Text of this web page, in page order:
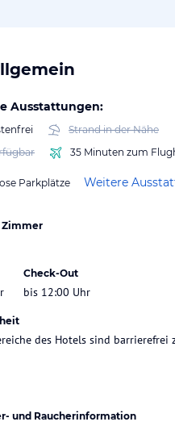
Ausstattungen:
Strand in der Nähe
35 Minuten zum
Parkplätze Weitere
Zimmer
Check-Out
bis 12:00 Uhr
des Hotels sind barrierefrei
und Raucherinformation